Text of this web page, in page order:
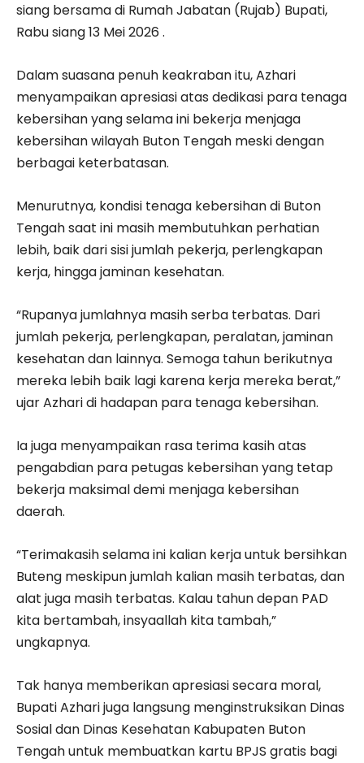
siang bersama di Rumah Jabatan (Rujab) Bupati,
Rabu siang 13 Mei 2026 .
Dalam suasana penuh keakraban itu, Azhari
menyampaikan apresiasi atas dedikasi para tenaga
kebersihan yang selama ini bekerja menjaga
kebersihan wilayah Buton Tengah meski dengan
berbagai keterbatasan.
Menurutnya, kondisi tenaga kebersihan di Buton
Tengah saat ini masih membutuhkan perhatian
lebih, baik dari sisi jumlah pekerja, perlengkapan
kerja, hingga jaminan kesehatan.
“Rupanya jumlahnya masih serba terbatas. Dari
jumlah pekerja, perlengkapan, peralatan, jaminan
kesehatan dan lainnya. Semoga tahun berikutnya
mereka lebih baik lagi karena kerja mereka berat,”
ujar Azhari di hadapan para tenaga kebersihan.
Ia juga menyampaikan rasa terima kasih atas
pengabdian para petugas kebersihan yang tetap
bekerja maksimal demi menjaga kebersihan
daerah.
“Terimakasih selama ini kalian kerja untuk bersihkan
Buteng meskipun jumlah kalian masih terbatas, dan
alat juga masih terbatas. Kalau tahun depan PAD
kita bertambah, insyaallah kita tambah,”
ungkapnya.
Tak hanya memberikan apresiasi secara moral,
Bupati Azhari juga langsung menginstruksikan Dinas
Sosial dan Dinas Kesehatan Kabupaten Buton
Tengah untuk membuatkan kartu BPJS gratis bagi